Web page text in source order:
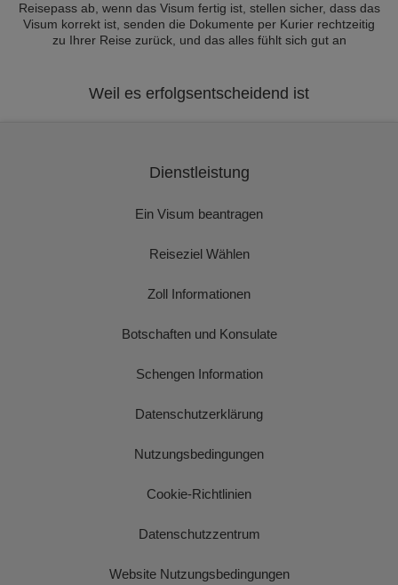
Reisepass ab, wenn das Visum fertig ist, stellen sicher, dass das
Visum korrekt ist, senden die Dokumente per Kurier rechtzeitig
zu Ihrer Reise zurück, und das alles fühlt sich gut an
Weil es erfolgsentscheidend ist
Dienstleistung
Ein Visum beantragen
Reiseziel Wählen
Zoll Informationen
Botschaften und Konsulate
Schengen Information
Datenschutzerklärung
Nutzungsbedingungen
Cookie-Richtlinien
Datenschutzzentrum
Website Nutzungsbedingungen